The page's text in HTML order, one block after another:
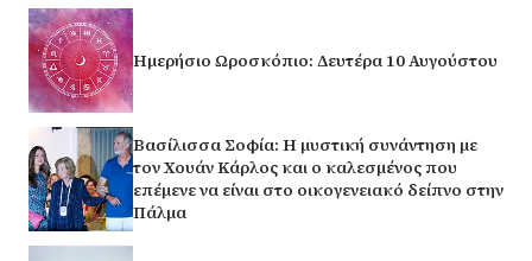
Ημερήσιο Ωροσκόπιο: Δευτέρα 10 Αυγούστου
Βασίλισσα Σοφία: H μυστική συνάντηση με
τον Χουάν Κάρλος και ο καλεσμένος που
επέμενε να είναι στο οικογενειακό δείπνο στην
Πάλμα